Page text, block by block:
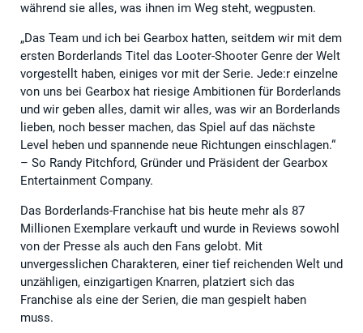
während sie alles, was ihnen im Weg steht, wegpusten.
„Das Team und ich bei Gearbox hatten, seitdem wir mit dem
ersten Borderlands Titel das Looter-Shooter Genre der Welt
vorgestellt haben, einiges vor mit der Serie. Jede:r einzelne
von uns bei Gearbox hat riesige Ambitionen für Borderlands
und wir geben alles, damit wir alles, was wir an Borderlands
lieben, noch besser machen, das Spiel auf das nächste
Level heben und spannende neue Richtungen einschlagen.“
– So Randy Pitchford, Gründer und Präsident der Gearbox
Entertainment Company.
Das Borderlands-Franchise hat bis heute mehr als 87
Millionen Exemplare verkauft und wurde in Reviews sowohl
von der Presse als auch den Fans gelobt. Mit
unvergesslichen Charakteren, einer tief reichenden Welt und
unzähligen, einzigartigen Knarren, platziert sich das
Franchise als eine der Serien, die man gespielt haben
muss.